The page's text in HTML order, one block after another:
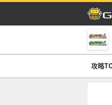
攻略